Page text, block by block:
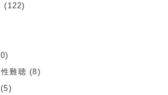
(122)
難聴 (8)
(5)